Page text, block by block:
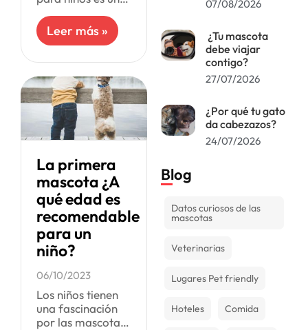
importante. Las
mascotas no solo
compañía, sino
que también
enseñan
responsabilidad y
empatía.
Leer más »
La primera
mascota ¿A
qué edad es
recomendable
para un
niño?
06/10/2023
Los niños tienen
una fascinación
por las mascotas,
07/08/2026
¿Tu mascota
debe viajar
contigo?
27/07/2026
¿Por qué tu gato
da cabezazos?
24/07/2026
Blog
Datos curiosos de las
mascotas
Veterinarias
Lugares Pet friendly
Hoteles Comida